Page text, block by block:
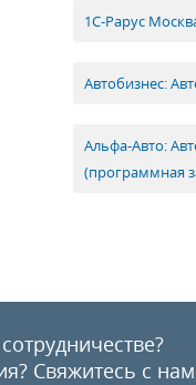
1С-Рарус
Автобизнес:
Альфа-Авто:
(программная
Свяжитесь с